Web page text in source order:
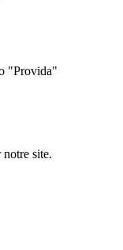
"Provida"
site.